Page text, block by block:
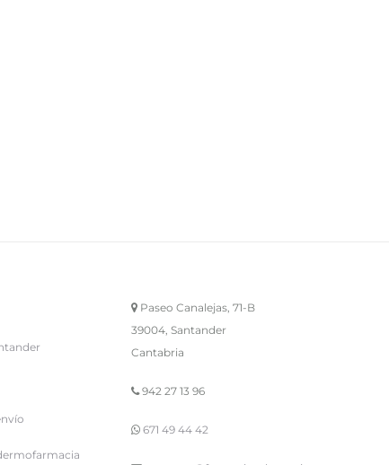
Paseo Canalejas, 71-B
39004, Santander
Cantabria
942 27 13 96
671 49 44 42